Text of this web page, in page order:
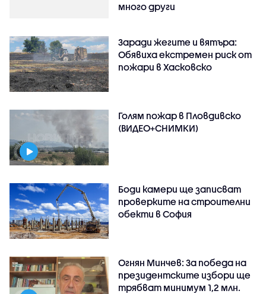
много други
Заради жегите и вятъра:
Обявиха екстремен риск от
пожари в Хасковско
Голям пожар в Пловдивско
(ВИДЕО+СНИМКИ)
Боди камери ще записват
проверките на строителни
обекти в София
Огнян Минчев: За победа на
президентските избори ще
трябват минимум 1,2 млн.